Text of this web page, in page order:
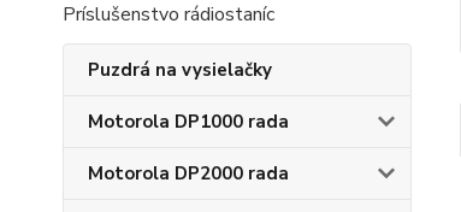
Príslušenstvo rádiostaníc
Puzdrá na vysielačky
Motorola DP1000 rada
Motorola DP2000 rada